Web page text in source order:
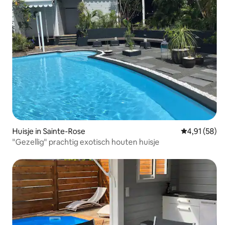
Huisje in Sainte-Rose Gemiddelde
4,91 (58)
"Gezellig" prachtig exotisch houten huisje